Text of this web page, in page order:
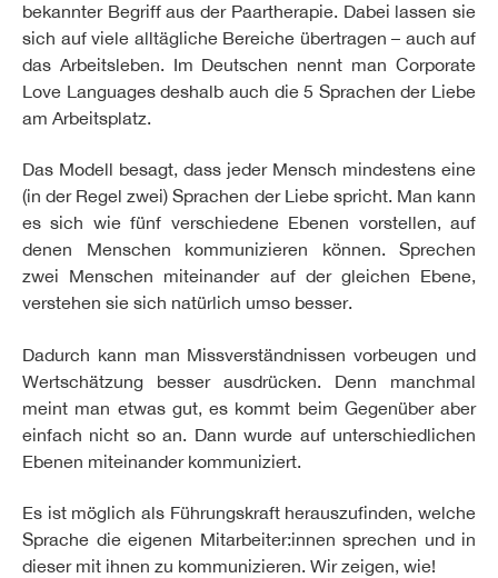
bekannter Begriff aus der Paartherapie. Dabei lassen sie
sich auf viele alltägliche Bereiche übertragen – auch auf
das Arbeitsleben. Im Deutschen nennt man Corporate
Love Languages deshalb auch die 5 Sprachen der Liebe
am Arbeitsplatz.
Das Modell besagt, dass jeder Mensch mindestens eine
(in der Regel zwei) Sprachen der Liebe spricht. Man kann
es sich wie fünf verschiedene Ebenen vorstellen, auf
denen Menschen kommunizieren können. Sprechen
zwei Menschen miteinander auf der gleichen Ebene,
verstehen sie sich natürlich umso besser.
Dadurch kann man Missverständnissen vorbeugen und
Wertschätzung besser ausdrücken. Denn manchmal
meint man etwas gut, es kommt beim Gegenüber aber
einfach nicht so an. Dann wurde auf unterschiedlichen
Ebenen miteinander kommuniziert.
Es ist möglich als Führungskraft herauszufinden, welche
Sprache die eigenen Mitarbeiter:innen sprechen und in
dieser mit ihnen zu kommunizieren. Wir zeigen, wie!